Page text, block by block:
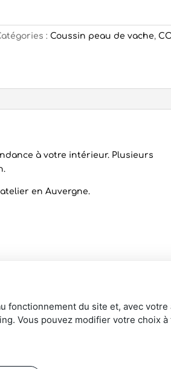
:Coussin peau de vache,
à votre intérieur. Plusieurs
en Auvergne.
fonctionnement du site et, avec votre
Vous pouvez modifier votre choix